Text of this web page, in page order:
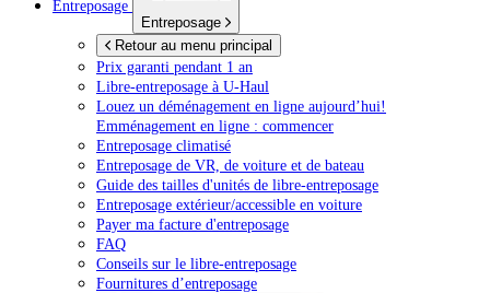
Entreposage
Entreposage
Retour au menu principal
Prix garanti pendant 1 an
Libre-entreposage à U-Haul
Louez un déménagement en ligne aujourd’hui!
Emménagement en ligne : commencer
Entreposage climatisé
Entreposage de VR, de voiture et de bateau
Guide des tailles d'unités de libre-entreposage
Entreposage extérieur/accessible en voiture
Payer ma facture d'entreposage
FAQ
Conseils sur le libre-entreposage
Fournitures d’entreposage